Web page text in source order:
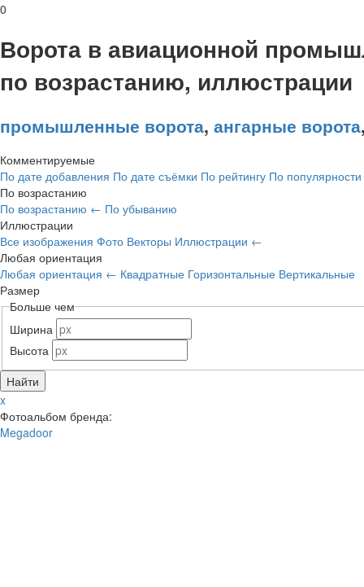
0
Ворота в авиационной
по возрастанию, иллюстрации
промышленные ворота, ангарные ворота
Комментируемые
По дате добавления По дате съёмки По рейтингу По популярности
По возрастанию
По возрастанию ← По убыванию
Иллюстрации
Все изображения Фото Векторы Иллюстрации ←
Любая ориентация
Любая ориентация ← Квадратные Горизонтальные Вертикальные
Размер
Больше чем
Ширина
Высота
x
Фотоальбом бренда:
Megadoor